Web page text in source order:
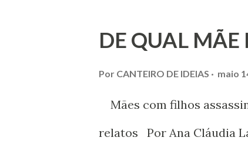
que a expectativa de
obrigatória colheita
DE QUAL MÃE
Por CANTEIRO DE IDEIAS maio
Mães com filhos
relatos Por Ana Cláudia